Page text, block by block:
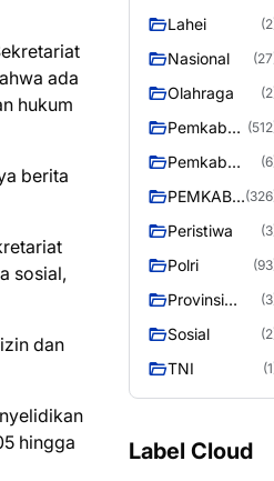
ada
hukum
berita
sosial,
dan
hingga
Lahei
Nasional
Olahraga
Pemkab
Utara
Pemkab
PEMKAB
RAYA
Peristiwa
Polri
Provinsi
Sosial
TNI
Label Cloud